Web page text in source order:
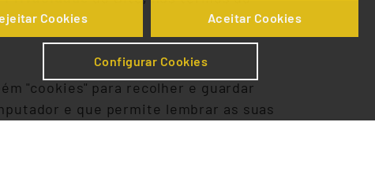
"cookies" para recolher e guardar
e que permite lembrar as suas
Configurar Cookies
Cookies Aceitar Cookies